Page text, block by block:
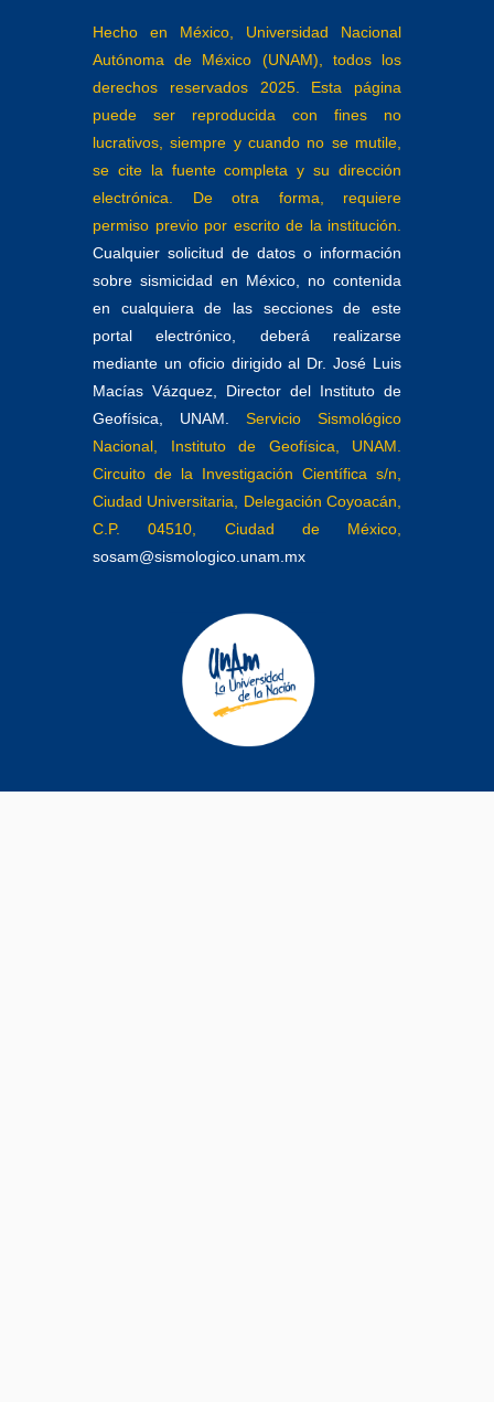
Hecho en México, Universidad Nacional
Autónoma de México (UNAM), todos los
derechos reservados 2025. Esta página
puede ser reproducida con fines no
lucrativos, siempre y cuando no se mutile,
se cite la fuente completa y su dirección
electrónica. De otra forma, requiere
permiso previo por escrito de la institución.
Cualquier solicitud de datos o información
sobre sismicidad en México, no contenida
en cualquiera de las secciones de este
portal electrónico, deberá realizarse
mediante un oficio dirigido al Dr. José Luis
Macías Vázquez, Director del Instituto de
Geofísica, UNAM.
Servicio Sismológico
Nacional, Instituto de Geofísica, UNAM.
Circuito de la Investigación Científica s/n,
Ciudad Universitaria, Delegación Coyoacán,
C.P. 04510, Ciudad de México,
sosam@sismologico.unam.mx